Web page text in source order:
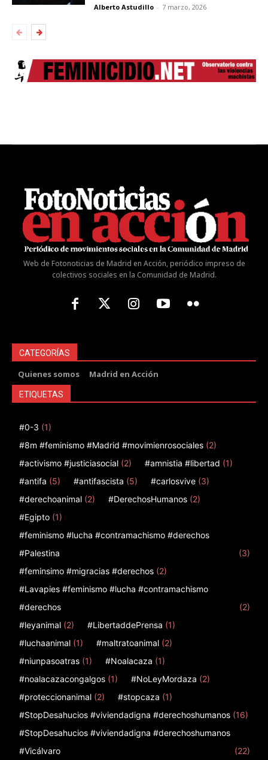
Alberto Astudillo - 7 marzo, 2026
Web de Fotonoticias de Madrid en Acción, periódico impreso de
colectivos sociales en la Comunidad de Madrid.
CATEGORÍAS
Quienes somos Madrid en Acción
ETIQUETAS
#0-3 (1)
#8m #feminismo #Madrid #movimienrosociales (2)
#activismo #justiciasocial (2) #amnistia #libertad (1)
#antifa (5) #antifascista (5) #carlosvive (3)
#derechoanimal (2) #DerechosHumanos (2)
#Egipto (1)
#feminismo #lucha #contramachismo #derechos
#Palestina
(3)
#feminsimo #migracias #derechos (2)
#Lavapies #feminismo #lucha #contramachismo
#derechos
(2)
#leyanimal (2) #LibertaddePrensa (1)
#luchaanimal (1) #maltratoanimal (2)
#niunpasoatras (1) #Noalacaza (1)
#noalacazacongalgos (1) #NoLeyMordaza (2)
#proteccionanimal (2) #stopcaza (1)
#StopDesahucios #viviendadigna #derechoshumanos (16)
#StopDesahucios #viviendadigna #derechoshumanos
#Vicálvaro
(22)